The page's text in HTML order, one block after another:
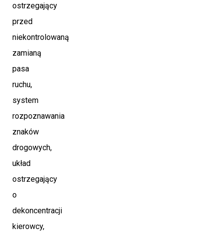
ostrzegający
przed
niekontrolowaną
zamianą
pasa
ruchu,
system
rozpoznawania
znaków
drogowych,
układ
ostrzegający
o
dekoncentracji
kierowcy,